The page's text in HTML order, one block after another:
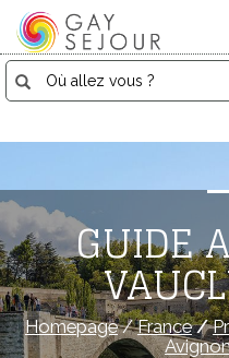
GUIDE
Homepage/France/